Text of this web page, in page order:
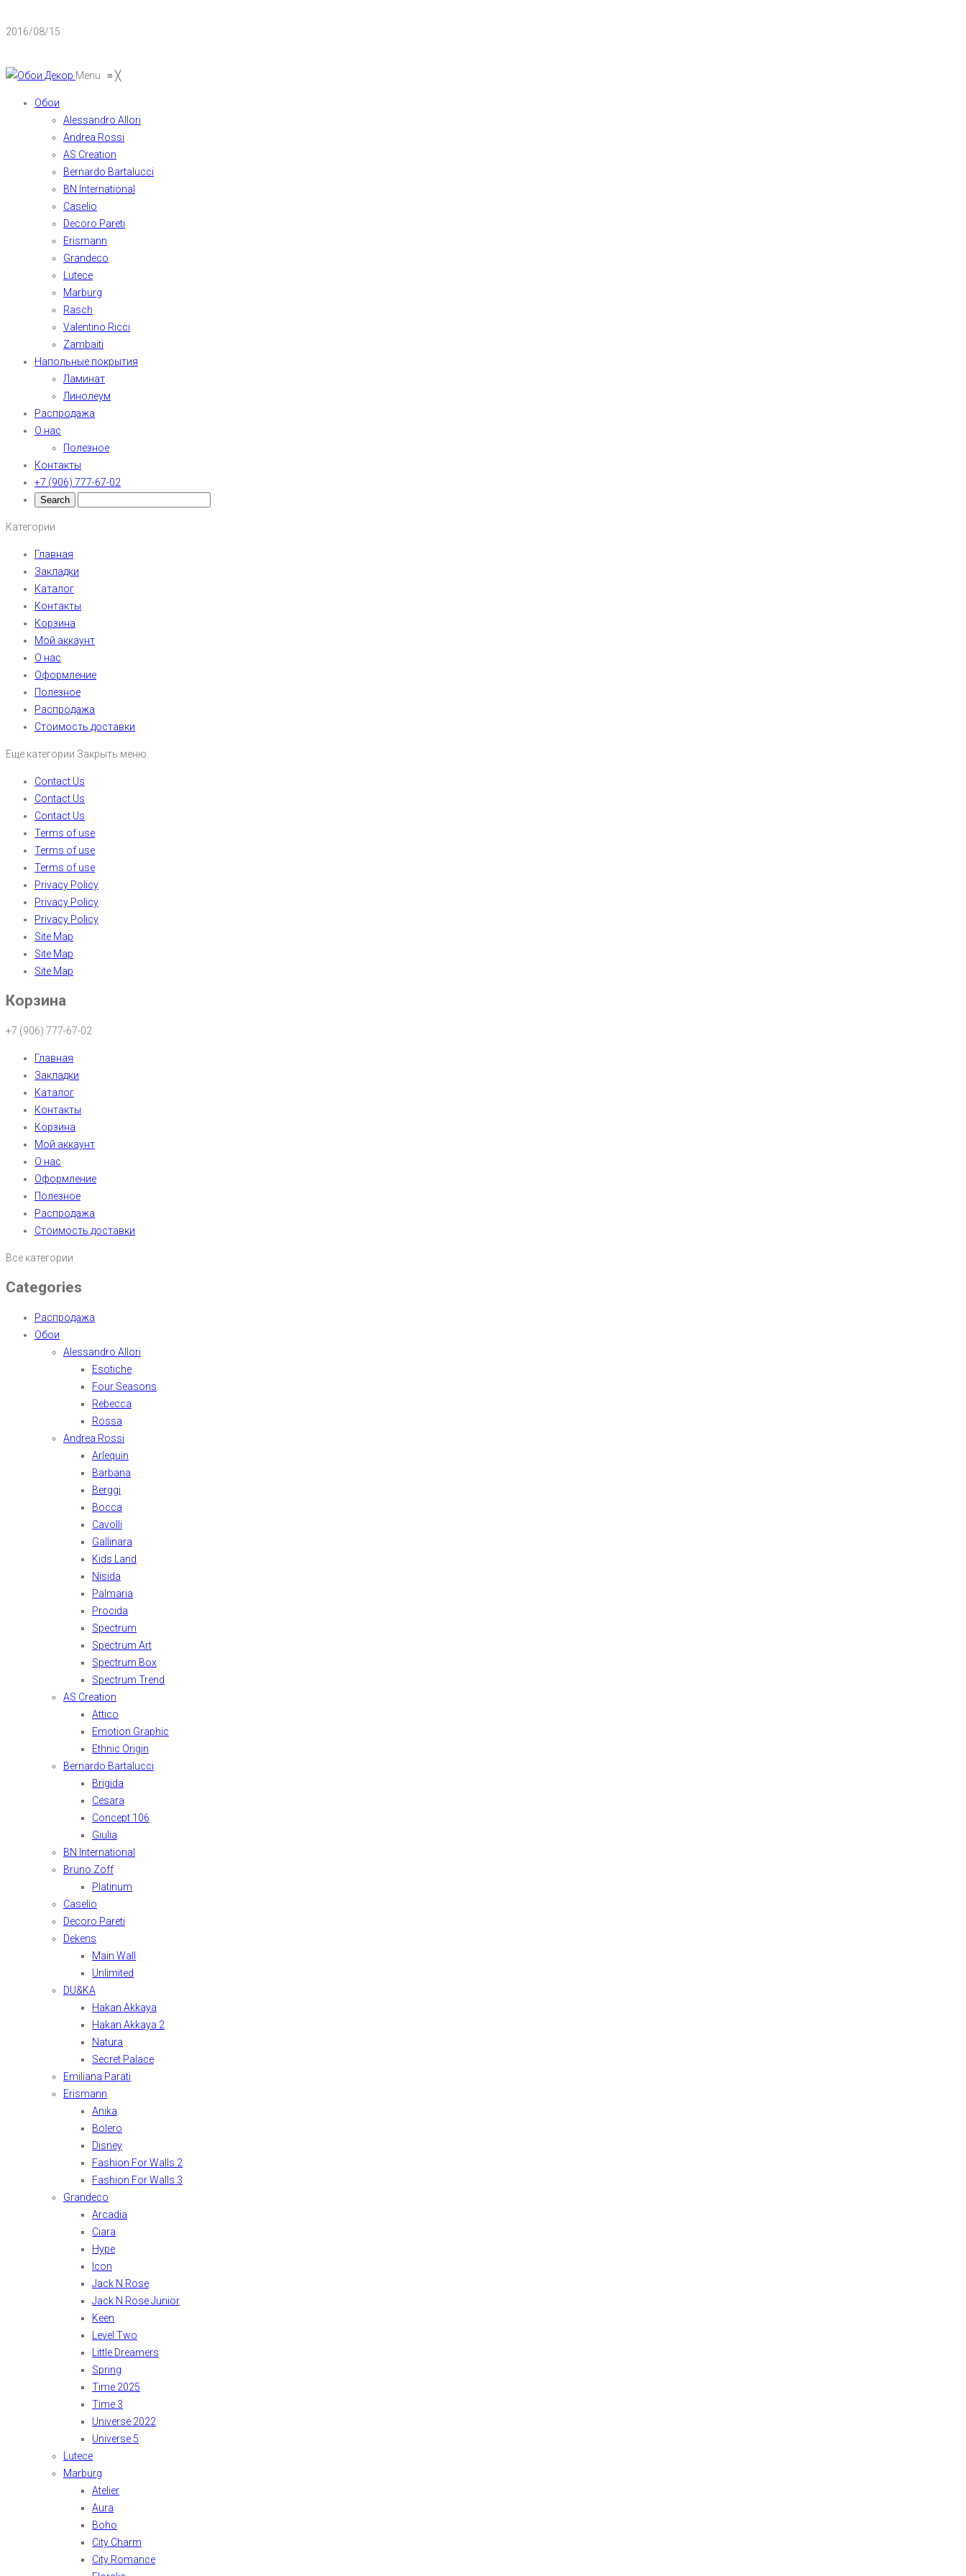
2016/08/15
Menu ≡╳
Обои
Alessandro Allori
Andrea Rossi
AS Creation
Bernardo Bartalucci
BN International
Caselio
Decoro Pareti
Erismann
Grandeco
Lutece
Marburg
Rasch
Valentino Ricci
Zambaiti
Напольные покрытия
Ламинат
Линолеум
Распродажа
О нас
Полезное
Контакты
+7 (906) 777-67-02
Категории
Главная
Закладки
Каталог
Контакты
Корзина
Мой аккаунт
О нас
Оформление
Полезное
Распродажа
Стоимость доставки
Еще категории Закрыть меню
Contact Us
Contact Us
Contact Us
Terms of use
Terms of use
Terms of use
Privacy Policy
Privacy Policy
Privacy Policy
Site Map
Site Map
Site Map
Корзина
+7 (906) 777-67-02
Главная
Закладки
Каталог
Контакты
Корзина
Мой аккаунт
О нас
Оформление
Полезное
Распродажа
Стоимость доставки
Все категории
Categories
Распродажа
Обои
Alessandro Allori
Esotiche
Four Seasons
Rebecca
Rossa
Andrea Rossi
Arlequin
Barbana
Berggi
Bocca
Cavolli
Gallinara
Kids Land
Nisida
Palmaria
Procida
Spectrum
Spectrum Art
Spectrum Box
Spectrum Trend
AS Creation
Attico
Emotion Graphic
Ethnic Origin
Bernardo Bartalucci
Brigida
Cesara
Concept 106
Giulia
BN International
Bruno Zoff
Platinum
Caselio
Decoro Pareti
Dekens
Main Wall
Unlimited
DU&KA
Hakan Akkaya
Hakan Akkaya 2
Natura
Secret Palace
Emiliana Parati
Erismann
Anika
Bolero
Disney
Fashion For Walls 2
Fashion For Walls 3
Grandeco
Arcadia
Ciara
Hype
Icon
Jack N Rose
Jack N Rose Junior
Keen
Level Two
Little Dreamers
Spring
Time 2025
Time 3
Universe 2022
Universe 5
Lutece
Marburg
Atelier
Aura
Boho
City Charm
City Romance